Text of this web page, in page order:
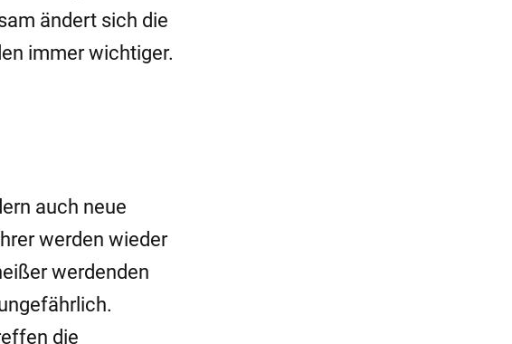
ändert sich die
immer wichtiger.
auch neue
werden wieder
werdenden
die